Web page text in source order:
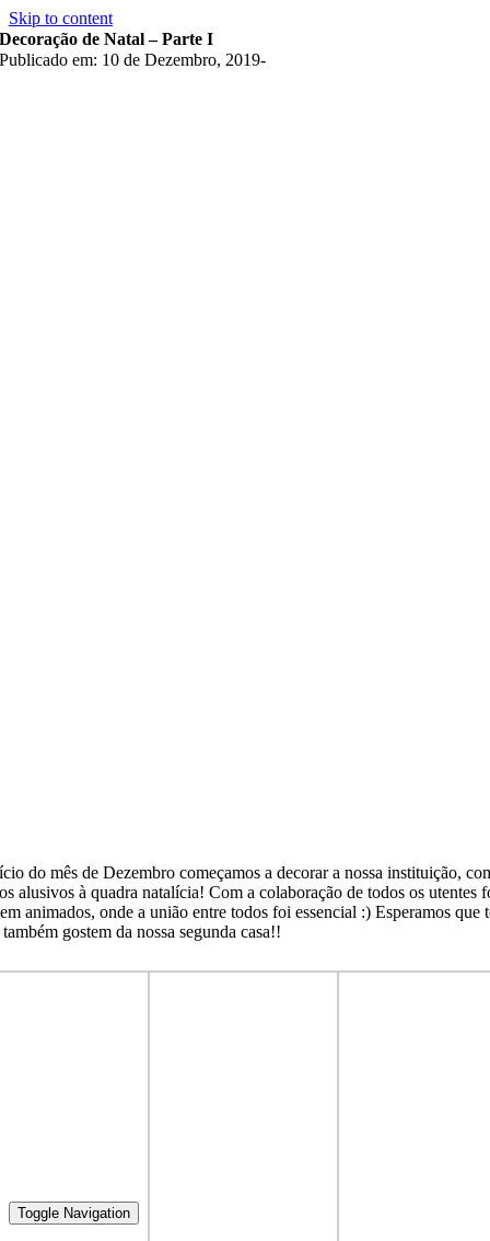
Skip to content
Toggle Navigation
Decoração de Natal – Parte I
Publicado em: 10 de Dezembro, 2019-
do mês de Dezembro começamos a decorar a nossa instituição,
alusivos à quadra natalícia! Com a colaboração de todos os utentes
animados, onde a união entre todos foi essencial :) Esperamos que
gostem da nossa segunda casa!!